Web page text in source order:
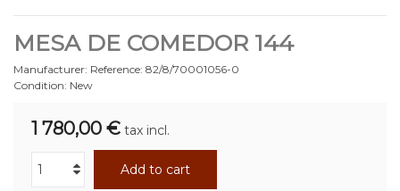
MESA DE COMEDOR 144
Manufacturer: Reference: 82/8/70001056-0
Condition: New
1 780,00 € tax incl.
Add to cart